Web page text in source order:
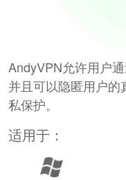
AndyVPN允许用户
并且可以隐匿用户
私保护。
适用于：